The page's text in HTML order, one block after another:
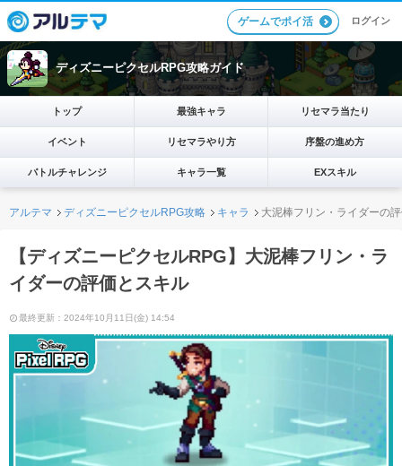
ゲームでポイ活 ログイン
ディズニーピクセルRPG攻略ガイド
トップ 最強キャラ リセマラ当たり
イベント リセマラやり方 序盤の進め方
バトルチャレンジ キャラ一覧 EXスキル
アルテマ ディズニーピクセルRPG攻略 キャラ 大泥棒フリン・ライダーの
【ディズニーピクセルRPG】大泥棒フリン・ラ
イダーの評価とスキル
最終更新：2024年10月11日(金) 14:54